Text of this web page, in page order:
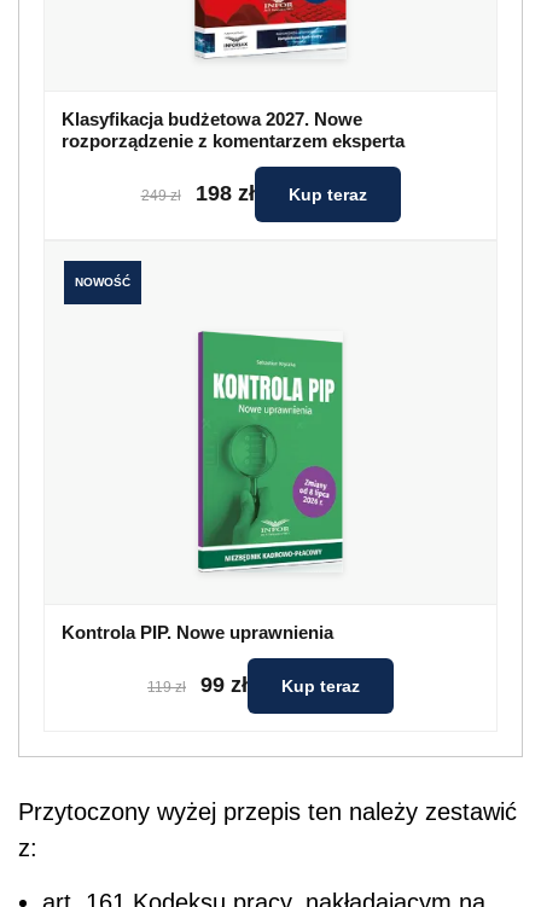
Klasyfikacja budżetowa 2027. Nowe
rozporządzenie z komentarzem eksperta
249 zł 198 zł Kup teraz
NOWOŚĆ
Kontrola PIP. Nowe uprawnienia
119 zł 99 zł Kup teraz
Przytoczony wyżej przepis ten należy zestawić
z: